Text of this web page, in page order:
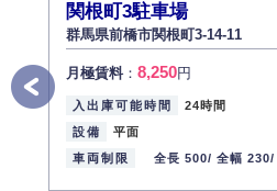
関根町3駐車場
群馬県前橋市関根町3-14-11
月極賃料： 8,250円
入出庫可能時間
24時間
設備
平面
車両制限
全長 500/ 全幅 230/